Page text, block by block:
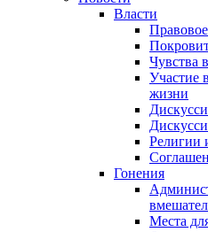
Власти
Чувства
Участие
жизни
Религии
Гонения
Места